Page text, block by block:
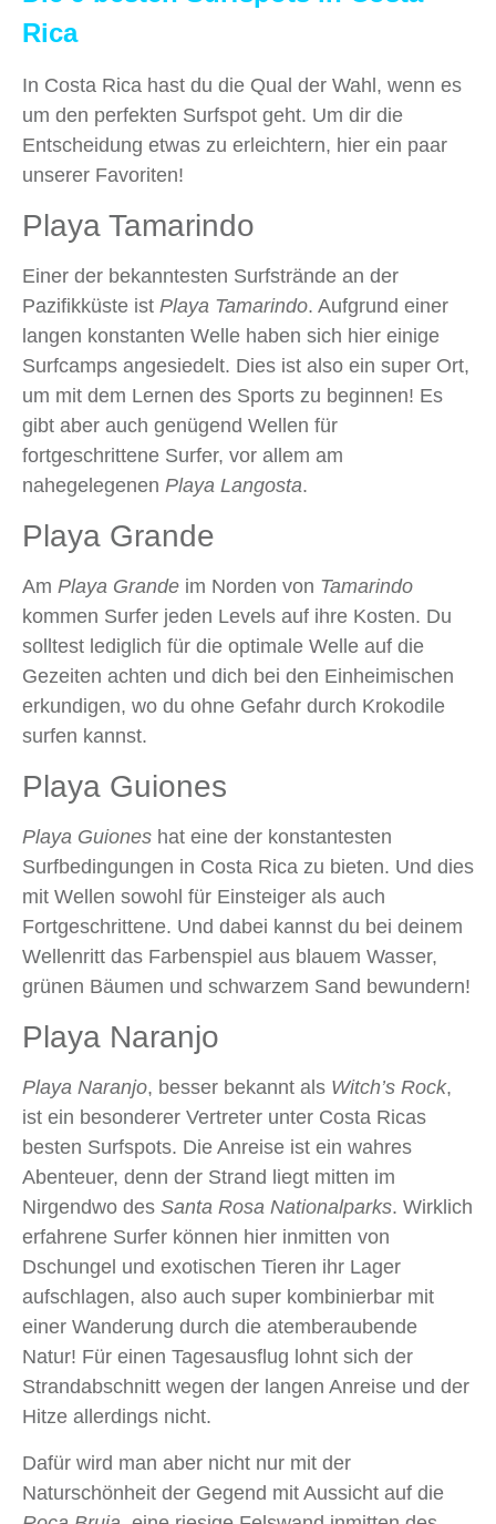
Rica
In Costa Rica hast du die Qual der Wahl, wenn es
um den perfekten Surfspot geht. Um dir die
Entscheidung etwas zu erleichtern, hier ein paar
unserer Favoriten!
Playa Tamarindo
Einer der bekanntesten Surfstrände an der
Pazifikküste ist Playa Tamarindo. Aufgrund einer
langen konstanten Welle haben sich hier einige
Surfcamps angesiedelt. Dies ist also ein super Ort,
um mit dem Lernen des Sports zu beginnen! Es
gibt aber auch genügend Wellen für
fortgeschrittene Surfer, vor allem am
nahegelegenen Playa Langosta.
Playa Grande
Am Playa Grande im Norden von Tamarindo
kommen Surfer jeden Levels auf ihre Kosten. Du
solltest lediglich für die optimale Welle auf die
Gezeiten achten und dich bei den Einheimischen
erkundigen, wo du ohne Gefahr durch Krokodile
surfen kannst.
Playa Guiones
Playa Guiones hat eine der konstantesten
Surfbedingungen in Costa Rica zu bieten. Und dies
mit Wellen sowohl für Einsteiger als auch
Fortgeschrittene. Und dabei kannst du bei deinem
Wellenritt das Farbenspiel aus blauem Wasser,
grünen Bäumen und schwarzem Sand bewundern!
Playa Naranjo
Playa Naranjo, besser bekannt als Witch’s Rock,
ist ein besonderer Vertreter unter Costa Ricas
besten Surfspots. Die Anreise ist ein wahres
Abenteuer, denn der Strand liegt mitten im
Nirgendwo des Santa Rosa Nationalparks. Wirklich
erfahrene Surfer können hier inmitten von
Dschungel und exotischen Tieren ihr Lager
aufschlagen, also auch super kombinierbar mit
einer Wanderung durch die atemberaubende
Natur! Für einen Tagesausflug lohnt sich der
Strandabschnitt wegen der langen Anreise und der
Hitze allerdings nicht.
Dafür wird man aber nicht nur mit der
Naturschönheit der Gegend mit Aussicht auf die